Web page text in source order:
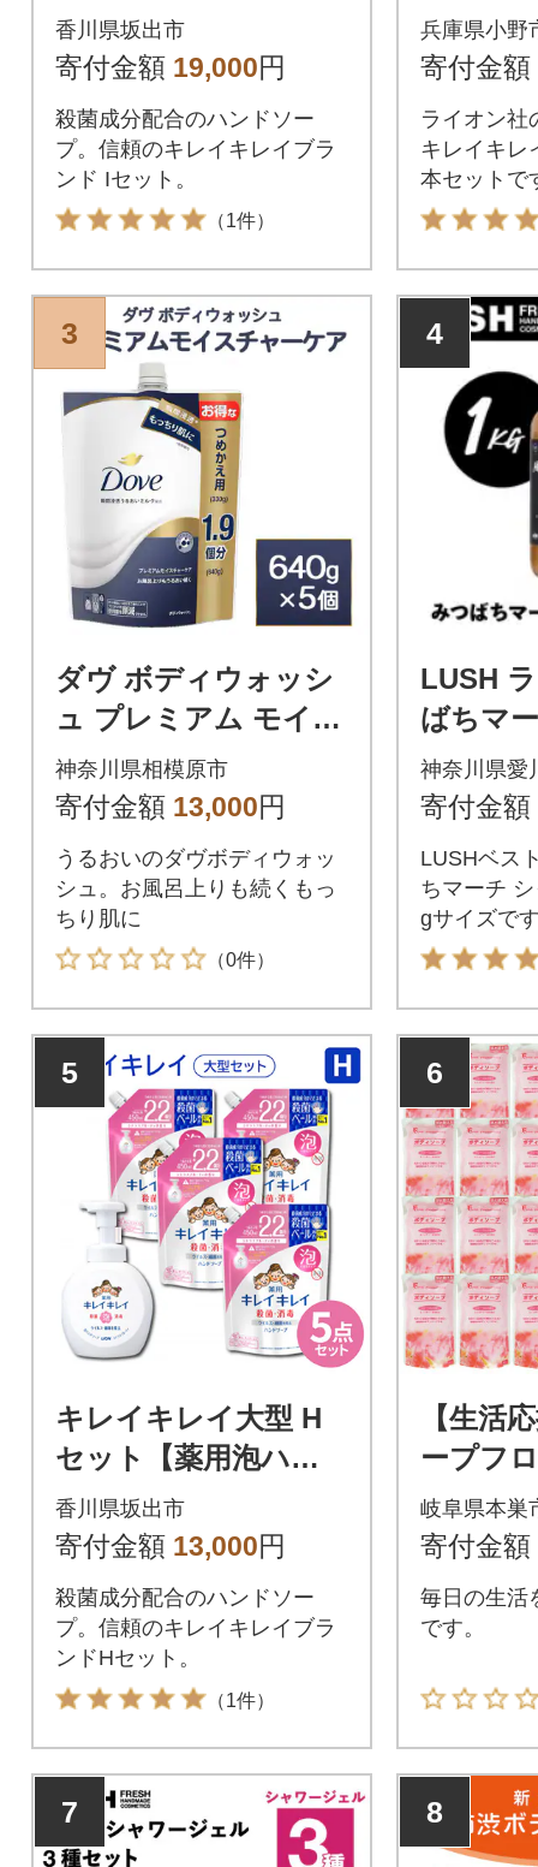
ソープ 詰替用 450ml
× 8袋】
香川県坂出市
寄付金額 19,000円
殺菌成分配合のハンドソー
プ。信頼のキレイキレイブラ
ンド Iセット。
（1件）
替え用
兵庫県小野
寄付金額
ライオン社
キレイキレ
本セットで
3
ダヴ ボディウォッシ
ュ プレミアム モイス
チャーケア 640g 5
個 ※離島への配送不
神奈川県相模原市
寄付金額 13,000円
うるおいのダヴボディウォッ
シュ。お風呂上りも続くもっ
ちり肌に
（0件）
4
LUSH
ばちマ
ジェル
ーソープ
神奈川県愛
寄付金額
LUSHベス
ちマーチ
gサイズで
5
キレイキレイ大型 H
セット【薬用泡ハン
ドソープ本体500ml ×
1本 & 詰替用450ml×4
香川県坂出市
寄付金額 13,000円
殺菌成分配合のハンドソー
プ。信頼のキレイキレイブラ
ンドHセット。
（1件）
6
【生活
ープフ
24個セ
岐阜県本巣
寄付金額
毎日の生活
です。
7 8